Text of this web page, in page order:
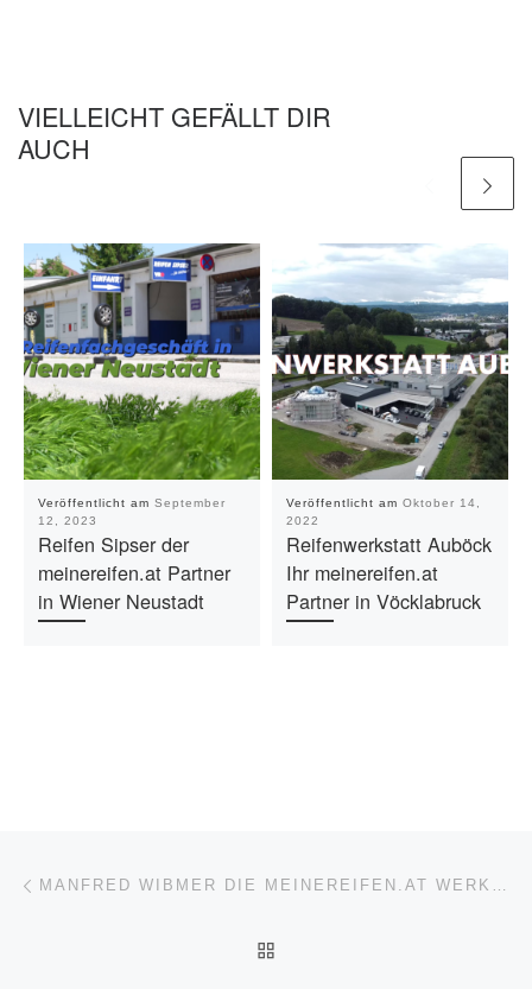
VIELLEICHT GEFÄLLT DIR
AUCH
Veröffentlicht am September
12, 2023
Reifen Sipser der
meinereifen.at Partner
in Wiener Neustadt
Veröffentlicht am Oktober 14,
2022
Reifenwerkstatt Auböck
Ihr meinereifen.at
Partner in Vöcklabruck
Beitragsnavigation